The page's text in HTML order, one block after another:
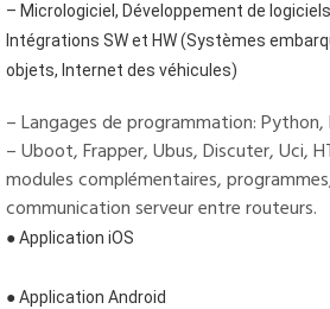
– Micrologiciel, Développement de
Intégrations SW et HW (Systèmes
objets, Internet des véhicules)
– Langages de programmation: Python,
– Uboot, Frapper, Ubus, Discuter, Uci,
modules complémentaires,
communication serveur entre routeurs.
● Application iOS
● Application Android